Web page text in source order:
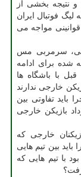
نتیجه بخشی از
فوتبال ایران
مواجه می
سرمربی مس
برای ادامه
با باشگاه ها
خارجی ندارند
باید تفاوتی بین
بازیکن خارجی
خارجی که
باید بین تیم هایی
با تیم هایی که